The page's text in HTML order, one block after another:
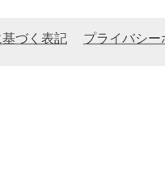
づく表記 プライバシー